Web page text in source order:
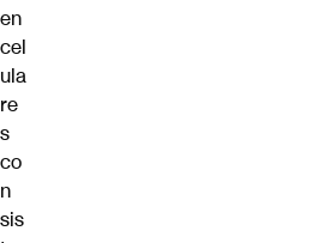
en
cel
ula
re
s
co
n
sis